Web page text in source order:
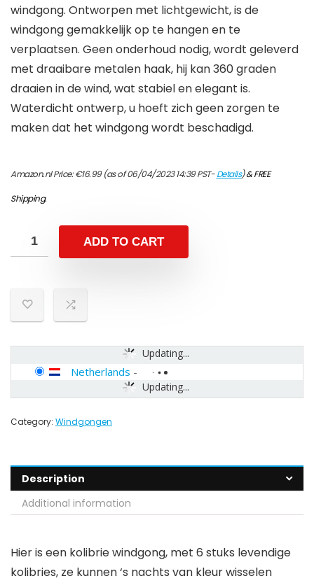
windgong. Ontworpen met lichtgewicht, is de
windgong gemakkelijk op te hangen en te
verplaatsen. Geen onderhoud nodig, wordt geleverd
met draaibare metalen haak, hij kan 360 graden
draaien in de wind, wat stabiel en elegant is.
Waterdicht ontwerp, u hoeft zich geen zorgen te
maken dat het windgong wordt beschadigd.
Amazon.nl Price:€16.99(as of 06/04/2023 14:39 PST-Details)&FREE
Shipping.
ADD TO CART
Updating...
Updating...
Netherlands -
Category: Windgongen
Description
Additional information
Hier is een kolibrie windgong, met 6 stuks levendige
kolibries, ze kunnen ‘s nachts van kleur wisselen